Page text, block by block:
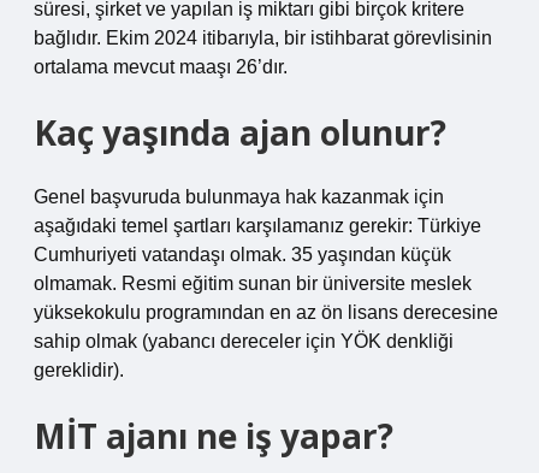
süresi, şirket ve yapılan iş miktarı gibi birçok kritere
bağlıdır. Ekim 2024 itibarıyla, bir istihbarat görevlisinin
ortalama mevcut maaşı 26’dır.
Kaç yaşında ajan olunur?
Genel başvuruda bulunmaya hak kazanmak için
aşağıdaki temel şartları karşılamanız gerekir: Türkiye
Cumhuriyeti vatandaşı olmak. 35 yaşından küçük
olmamak. Resmi eğitim sunan bir üniversite meslek
yüksekokulu programından en az ön lisans derecesine
sahip olmak (yabancı dereceler için YÖK denkliği
gereklidir).
MİT ajanı ne iş yapar?